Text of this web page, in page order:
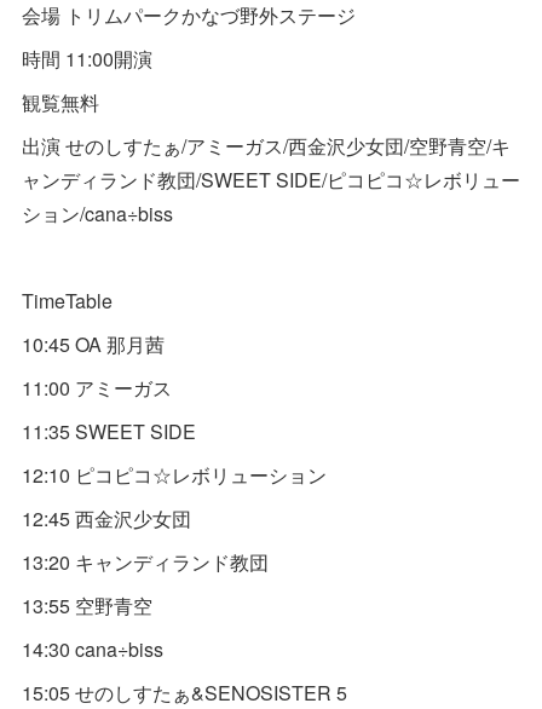
会場 トリムパークかなづ野外ステージ
時間 11:00開演
観覧無料
出演 せのしすたぁ/アミーガス/西金沢少女団/空野青空/キ
ャンディランド教団/SWEET SIDE/ピコピコ☆レボリュー
ション/cana÷biss
TimeTable
10:45 OA 那月茜
11:00 アミーガス
11:35 SWEET SIDE
12:10 ピコピコ☆レボリューション
12:45 西金沢少女団
13:20 キャンディランド教団
13:55 空野青空
14:30 cana÷biss
15:05 せのしすたぁ&SENOSISTER 5